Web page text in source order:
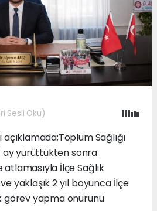
Sesli Oku)
Sağlığı
ay yürüttükten sonra
İlçe Sağlık
yaklaşık 2 yıl boyunca İlçe
görev yapma onurunu